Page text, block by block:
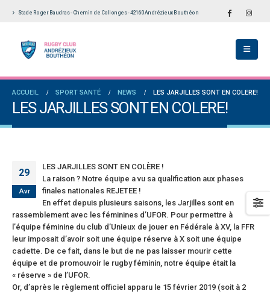
Stade Roger Baudras - Chemin de Collonges - 42160 Andrézieux Bouthéon
ACCUEIL SPORT SANTÉ NEWS LES JARJILLES SONT EN COLERE!
LES JARJILLES SONT EN COLERE!
29
Avr
LES JARJILLES SONT EN COLÈRE !
La raison ? Notre équipe a vu sa qualification aux phases
finales nationales REJETEE !
En effet depuis plusieurs saisons, les Jarjilles sont en
rassemblement avec les féminines d’UFOR. Pour permettre à
l’équipe féminine du club d’Unieux de jouer en Fédérale à XV, la FFR
leur imposait d’avoir soit une équipe réserve à X soit une équipe
cadette. De ce fait, dans le but de ne pas laisser mourir cette
équipe et de promouvoir le rugby féminin, notre équipe était la
« réserve » de l’UFOR.
Or, d’après le règlement officiel apparu le 15 février 2019 (soit à 2
en Fédérale 2 et Fédérale B: de
connaissances et un nouveau venu
Ligue Aura: les +35 des « 5glés » vice-
Bilan des seniors garçons par Philippe
dans Le Progrès
25 avril 2026